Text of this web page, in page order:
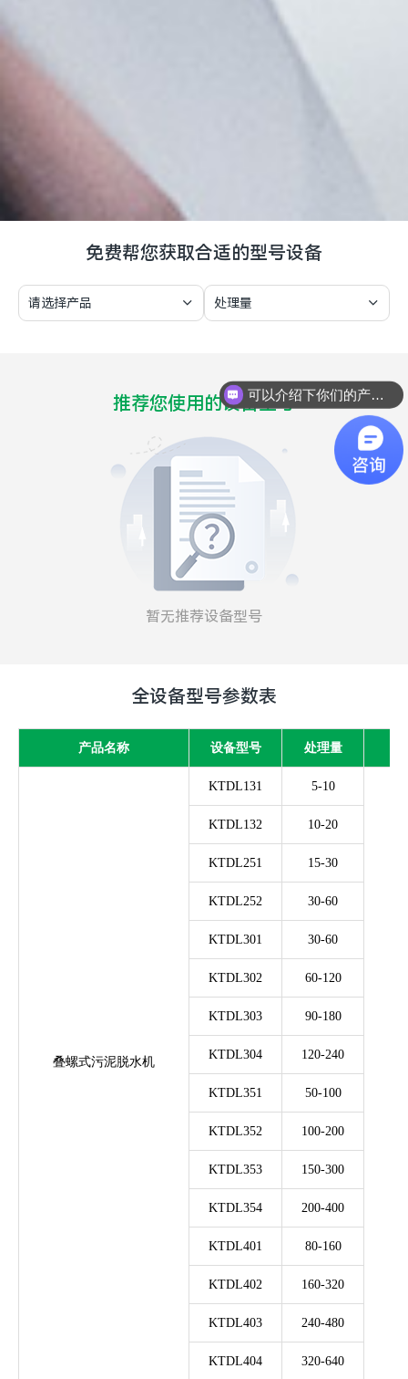
免费帮您获取合适的型号设备
请选择产品 处理量
推荐您使用的设备型号
暂无推荐设备型号
全设备型号参数表
产品名称 设备型号 处理量
叠螺式污泥脱水机
KTDL131 5-10
KTDL132 10-20
KTDL251 15-30
KTDL252 30-60
KTDL301 30-60
KTDL302 60-120
KTDL303 90-180
KTDL304 120-240
KTDL351 50-100
KTDL352 100-200
KTDL353 150-300
KTDL354 200-400
KTDL401 80-160
KTDL402 160-320
KTDL403 240-480
KTDL404 320-640
可以介绍下你们的产品么
你们是怎么收费的呢